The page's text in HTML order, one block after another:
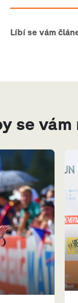
Líbí se vám
se